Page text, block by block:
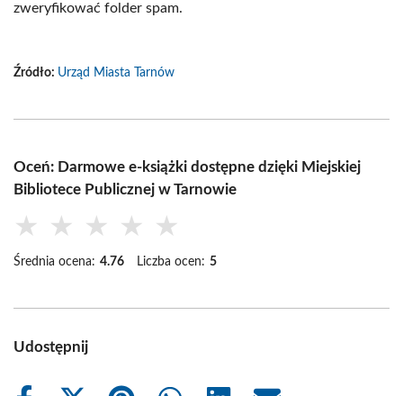
zweryfikować folder spam.
Źródło: Urząd Miasta Tarnów
Oceń: Darmowe e-książki dostępne dzięki Miejskiej
Bibliotece Publicznej w Tarnowie
★ ★ ★ ★ ★
Średnia ocena: 4.76 Liczba ocen: 5
Udostępnij